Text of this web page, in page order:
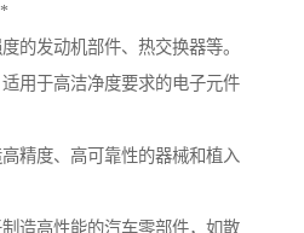
的发动机部件、热交换器等。
用于高洁净度要求的电子元件
精度、高可靠性的器械和植入
造高性能的汽车零部件，如散